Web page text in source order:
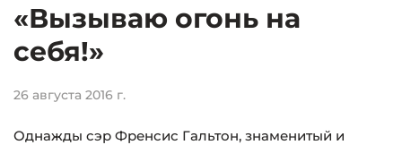
«Вызываю огонь на
себя!»
26 августа 2016 г.
Однажды сэр Френсис Гальтон, знаменитый и